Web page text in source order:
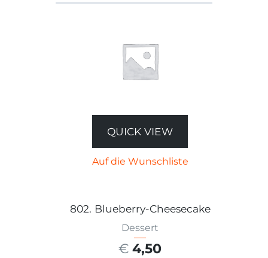
QUICK VIEW
Auf die Wunschliste
802. Blueberry-Cheesecake
Dessert
€ 4,50